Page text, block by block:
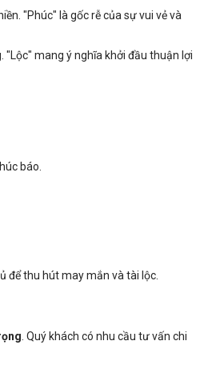
"Phúc" là gốc rễ của sự vui vẻ và
"Lộc" mang ý nghĩa khởi đầu thuận lợi
báo.
để thu hút may mắn và tài lộc.
. Quý khách có nhu cầu tư vấn chi